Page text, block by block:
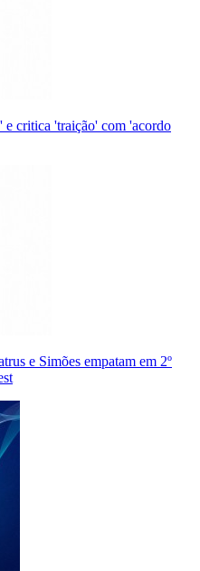
e critica 'traição' com 'acordo
e Simões empatam em 2º